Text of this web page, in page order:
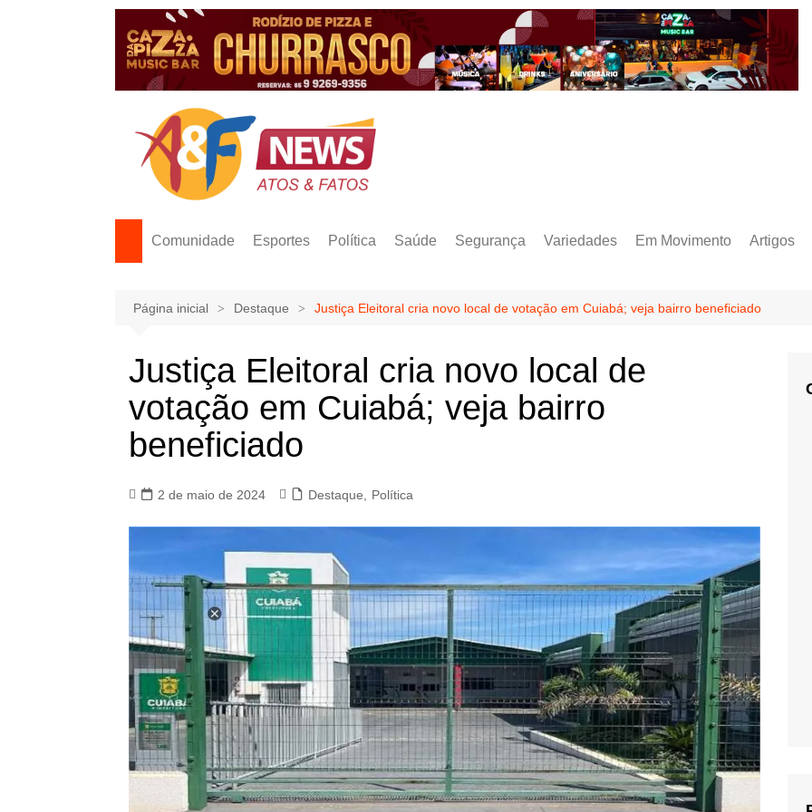
Comunidade Esportes Política Saúde Segurança Variedades Em Movimento Artigos
Página inicial Destaque Justiça Eleitoral cria novo local de votação em Cuiabá; veja bairro beneficiado
Justiça Eleitoral cria novo local de
votação em Cuiabá; veja bairro
beneficiado
2 de maio de 2024 Destaque Política